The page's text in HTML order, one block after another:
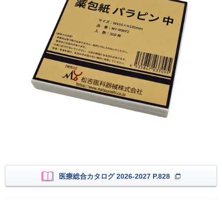
医療総合カタログ 2026-2027 P.828